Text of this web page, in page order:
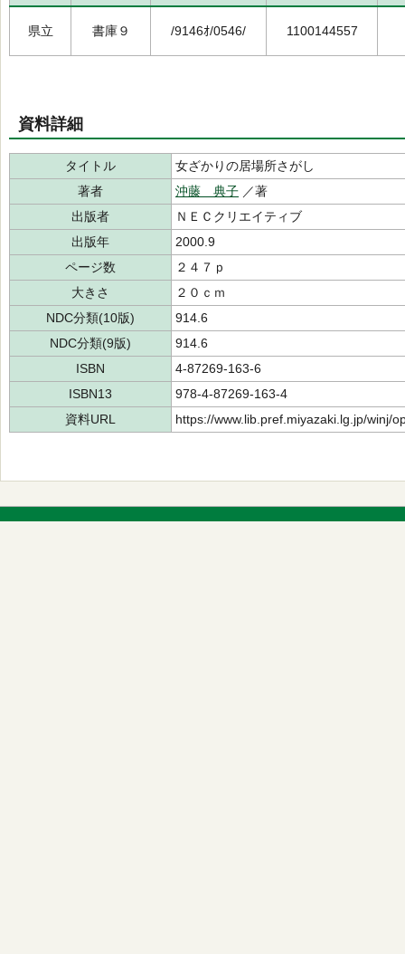
県立 書庫９ /9146ｵ/0546/ 1100144557
資料詳細
タイトル
女ざかりの居場所さがし
著者
沖藤 典子 ／著
出版者
ＮＥＣクリエイティブ
出版年
2000.9
ページ数
２４７ｐ
大きさ
２０ｃｍ
NDC分類(10版)
914.6
NDC分類(9版)
914.6
ISBN
4-87269-163-6
ISBN13
978-4-87269-163-4
資料URL
https://www.lib.pref.miyazaki.lg.jp/winj/